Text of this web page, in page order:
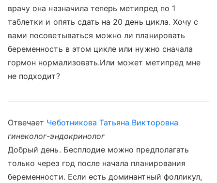
врачу она назначила теперь метипред по 1
таблетки и опять сдать на 20 день цикла. Хочу с
вами посоветываться можно ли планировать
беременность в этом цикле или нужно сначала
гормон нормализовать.Или может метипред мне
не подходит?
Отвечает Чеботникова Татьяна Викторовна
гинеколог-эндокринолог
Добрый день. Бесплодие можно предполагать
только через год после начала планирования
беременности. Если есть доминантный фолликул,